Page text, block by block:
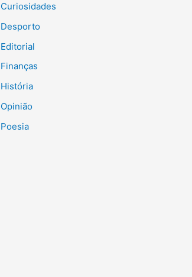
Curiosidades
Desporto
Editorial
Finanças
História
Opinião
Poesia